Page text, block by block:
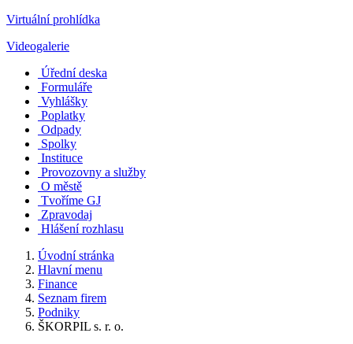
Virtuální prohlídka
Videogalerie
Úřední deska
Formuláře
Vyhlášky
Poplatky
Odpady
Spolky
Instituce
Provozovny a služby
O městě
Tvoříme GJ
Zpravodaj
Hlášení rozhlasu
Úvodní stránka
Hlavní menu
Finance
Seznam firem
Podniky
ŠKORPIL s. r. o.